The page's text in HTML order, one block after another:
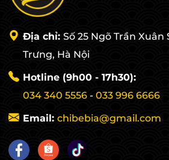
Địa chỉ: Số 25 Ngõ Trần Xuân
Trưng, Hà Nội
Hotline (9h00 - 17h30):
034 340 5556 - 033 996 6666
Email: chibebia@gmail.com